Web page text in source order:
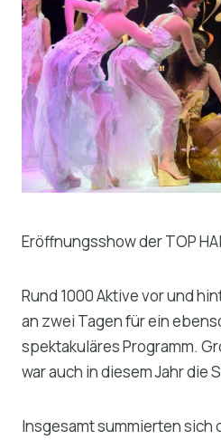
Eröffnungsshow der TOP
Rund 1000 Aktive vor und
an zwei Tagen für ein
spektakuläres Programm.
war auch in diesem Jahr die
Insgesamt summierten sich